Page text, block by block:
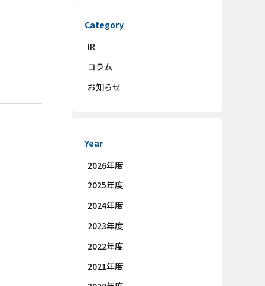
Category
IR
コラム
お知らせ
Year
2026年度
2025年度
2024年度
2023年度
2022年度
2021年度